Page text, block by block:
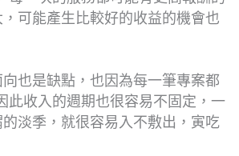
可能產生比較好的收益的機會也
也是缺點，也因為每一筆專案都
此收入的週期也很容易不固定，一
淡季，就很容易入不敷出，寅吃